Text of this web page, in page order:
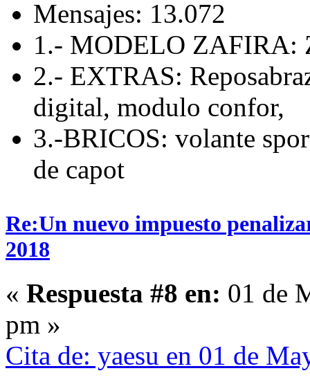
Mensajes: 13.072
1.- MODELO ZAFIRA:
2.- EXTRAS:
digital, modulo confor,
3.-BRICOS: volante
de capot
Re:Un nuevo impuesto
2018
« Respuesta #8 en: 01 de
pm »
Cita de: yaesu en 01 de